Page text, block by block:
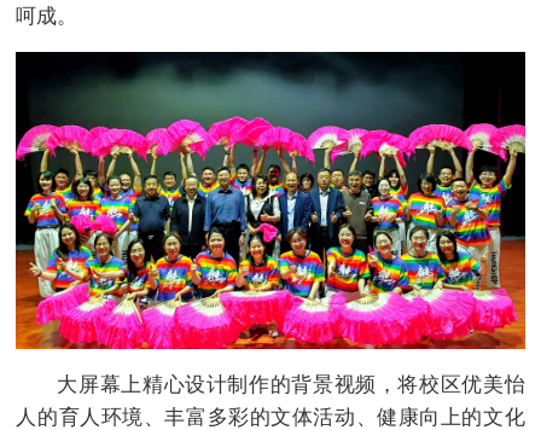
呵成。
大屏幕上精心设计制作的背景视频，将校区优美怡
人的育人环境、丰富多彩的文体活动、健康向上的文化